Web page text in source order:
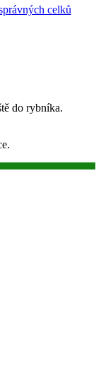
celků
do rybníka.